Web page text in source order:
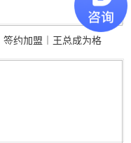
签约加盟｜王总成为格